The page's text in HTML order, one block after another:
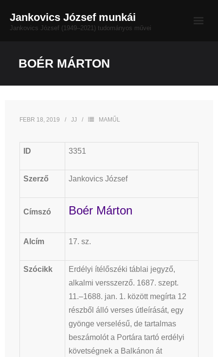
Jankovics József munkái
Jankovics József (1949–2021) tudományos művei
Impresszum
Dokumentumtár
BOÉR MÁRTON
FEBR 18, 2019 JJ MAMŰL
ID 3351
Szerző Jankovics József
Címszó Boér Márton
Alcím 17. sz.
Szócikk
Erdélyi ítélőszéki táblai jegyző,
alkalmi versszerző. 1687. szept.
11.–1688. jan. 1. között megírta 12
részből álló verses útleírását, egy
gyönge verselésű, de tartalmas
beszámolót a Portára tartó erdélyi
követségnek a Balkánon át